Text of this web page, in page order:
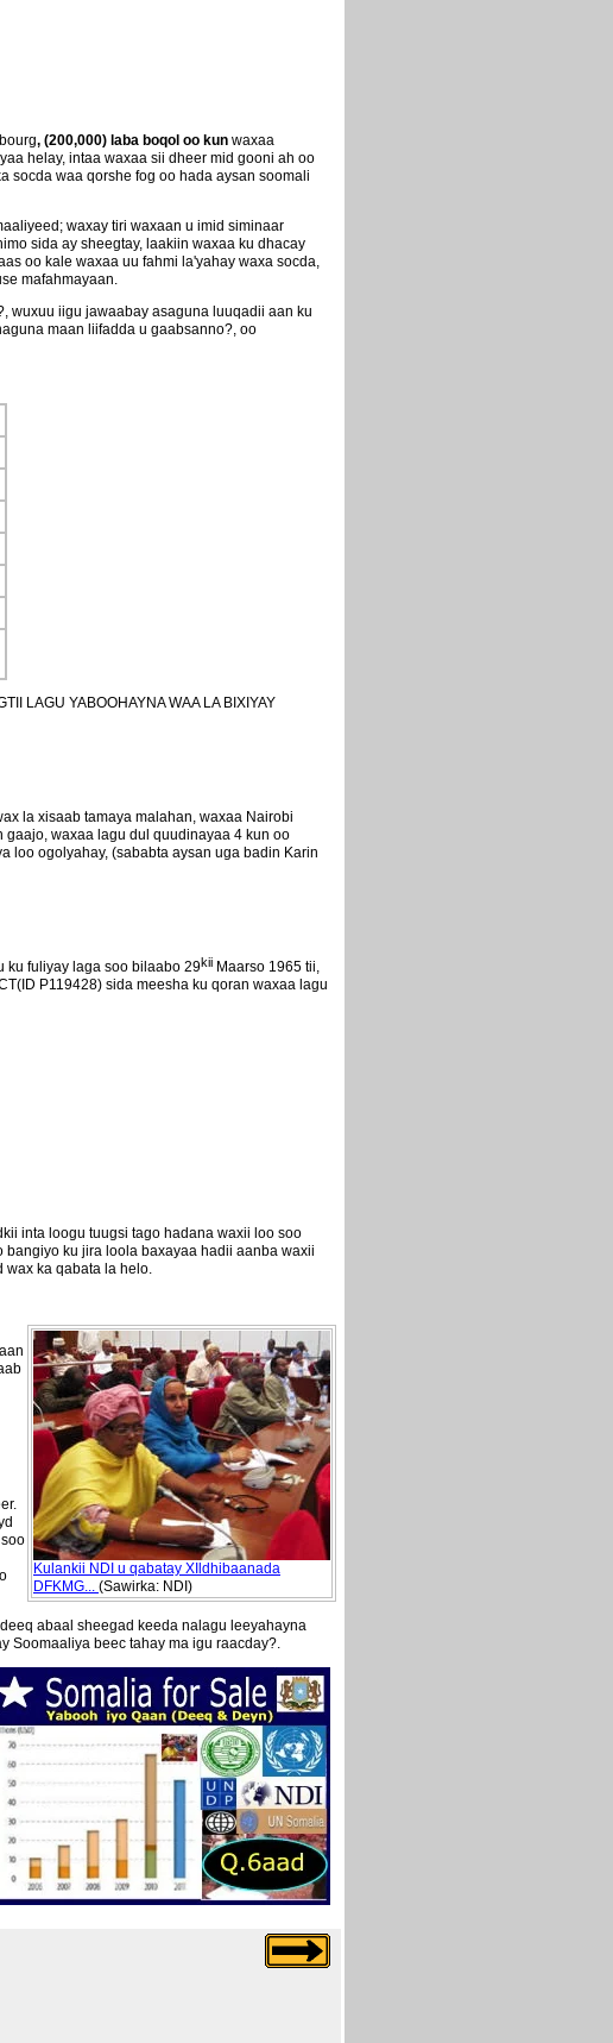
, (200,000) laba boqol oo kun waxaa
helay, intaa waxaa sii dheer mid gooni ah oo
socda waa qorshe fog oo hada aysan soomali
waxay tiri waxaan u imid siminaar
sida ay sheegtay, laakiin waxaa ku dhacay
oo kale waxaa uu fahmi la'yahay waxa socda,
mafahmayaan.
wuxuu iigu jawaabay asaguna luuqadii aan ku
maan liifadda u gaabsanno?, oo
LAGU YABOOHAYNA WAA LA BIXIYAY
la xisaab tamaya malahan, waxaa Nairobi
waxaa lagu dul quudinayaa 4 kun oo
loo ogolyahay, (sababta aysan uga badin Karin
ku fuliyay laga soo bilaabo 29kii Maarso 1965 tii,
P119428) sida meesha ku qoran waxaa lagu
inta loogu tuugsi tago hadana waxii loo soo
ku jira loola baxayaa hadii aanba waxii
wax ka qabata la helo.
Kulankii NDI u qabatay XIldhibaanada
DFKMG... (Sawirka: NDI)
abaal sheegad keeda nalagu leeyahayna
Soomaaliya beec tahay ma igu raacday?.